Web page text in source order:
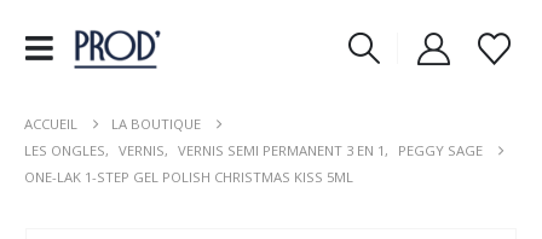
ACCUEIL
LA BOUTIQUE
LES ONGLES, VERNIS, VERNIS SEMI PERMANENT 3 EN 1,
PEGGY SAGE
ONE-LAK 1-STEP GEL POLISH CHRISTMAS KISS 5ML